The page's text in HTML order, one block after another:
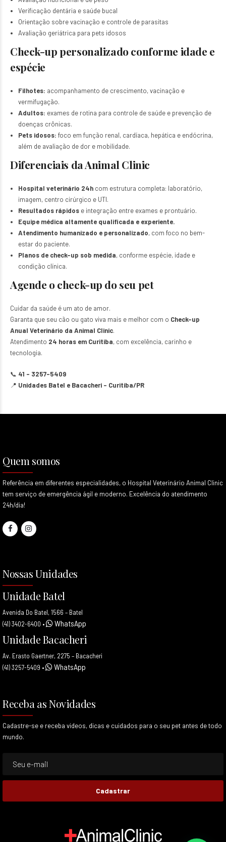
Verificação dentária e saúde bucal
Orientação sobre vacinação e controle de parasitas
Avaliação geriátrica para pets idosos
Check-up personalizado conforme idade e
espécie
Filhotes: acompanhamento de crescimento, vacinação e
vermifugação.
Adultos: exames de rotina para controle de saúde e prevenção de
doenças crônicas.
Pets idosos: foco em função renal, cardíaca, hepática e endócrina,
além de avaliação de dor e mobilidade.
Diferenciais da Animal Clinic
Hospital veterinário 24hcom estrutura completa: laboratório,
imagem, centro cirúrgico e UTI.
Resultados rápidose integração entre exames e prontuário.
Equipe médica altamente qualificada e experiente.
Atendimento humanizado e personalizado, com foco no bem-
estar do paciente.
Planos de check-up sob medida, conforme espécie, idade e
condição clínica.
Agende o check-up do seu pet
Cuidar da saúde é um ato de amor.
Garanta que seu cão ou gato viva mais e melhor com o Check-up
Anual Veterinário da Animal Clinic.
Atendimento 24 horas em Curitiba, com excelência, carinho e
tecnologia.
📞 41 – 3257-5409
📍 Unidades Batel e Bacacheri – Curitiba/PR
Quem somos
Referência em diferentes especialidades, o Hospital Veterinário Animal Clinic
tem serviço de emergência ágil e moderno. Excelência do atendimento
24h/dia!
Nossas Unidades
Unidade Batel
Avenida Do Batel, 1566 – Batel
(41) 3402-6400 • WhatsApp
Unidade Bacacheri
Av. Erasto Gaertner, 2275 – Bacacheri
(41) 3257-5409 • WhatsApp
Receba as Novidades
Cadastre-se e receba videos, dicas e cuidados para o seu pet antes de todo
mundo.